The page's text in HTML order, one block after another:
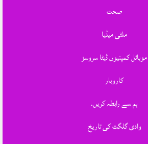
صحت
ملٹی میڈیا
موبائل کمپنیوں ڈیٹا سروسز
کاروبار
ہم سے رابطہ کریں.
وادی گلگت کی تاریخ